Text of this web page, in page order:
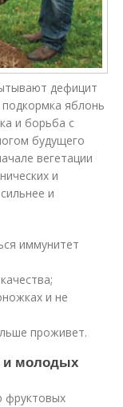
дефицит
яблонь
и борьба с
будущего
вегетации
и
и
иммунитет
и не
проживет.
и молодых
фруктовых